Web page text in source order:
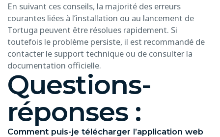
En suivant ces conseils, la majorité des erreurs
courantes liées à l’installation ou au lancement de
Tortuga peuvent être résolues rapidement. Si
toutefois le problème persiste, il est recommandé de
contacter le support technique ou de consulter la
documentation officielle.
Questions-
réponses :
Comment puis-je télécharger l’application web